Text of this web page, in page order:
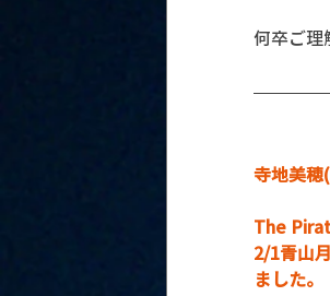
何卒ご理
寺地美
The
2/1青山
ました。